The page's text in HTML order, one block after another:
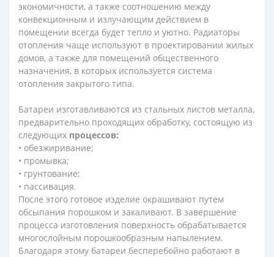
экономичности, а также соотношению между
конвекционным и излучающим действием в
помещении всегда будет тепло и уютно. Радиаторы
отопления чаще используют в проектировании жилых
домов, а также для помещений общественного
назначения, в которых используется система
отопления закрытого типа.
Батареи изготавливаются из стальных листов металла,
предварительно проходящих обработку, состоящую из
следующих процессов:
• обезжиривание;
• промывка;
• грунтование;
• пассивация.
После этого готовое изделие окрашивают путем
обсыпания порошком и закаливают. В завершение
процесса изготовления поверхность обрабатывается
многослойным порошкообразным напылением.
Благодаря этому батареи бесперебойно работают в